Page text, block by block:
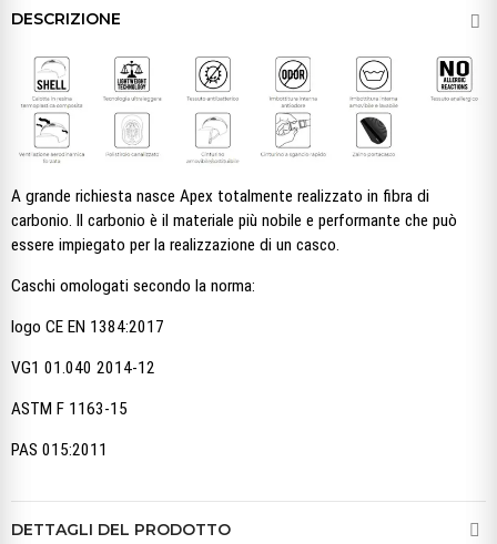
DESCRIZIONE
A grande richiesta nasce Apex totalmente realizzato in fibra di
carbonio. Il carbonio è il materiale più nobile e performante che può
essere impiegato per la realizzazione di un casco.
Caschi omologati secondo la norma:
logo CE EN 1384:2017
VG1 01.040 2014-12
ASTM F 1163-15
PAS 015:2011
DETTAGLI DEL PRODOTTO